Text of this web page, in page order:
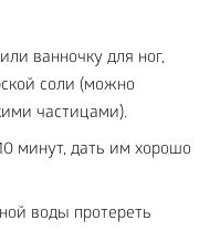
ванночку для ног,
соли (можно
частицами).
минут, дать им хорошо
воды протереть